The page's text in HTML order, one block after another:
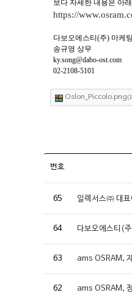
보다 자세한 내용은 아
https://
다보오에스티(주) 마케팅
송규영 상무
ky.song@dabo-ost.com
02-2108-5101
Oslon_Piccolo.png
번호
65 일렉서스㈜ 대
64 다보오에스티(
63 ams OSRAM,
62 ams OSRAM,